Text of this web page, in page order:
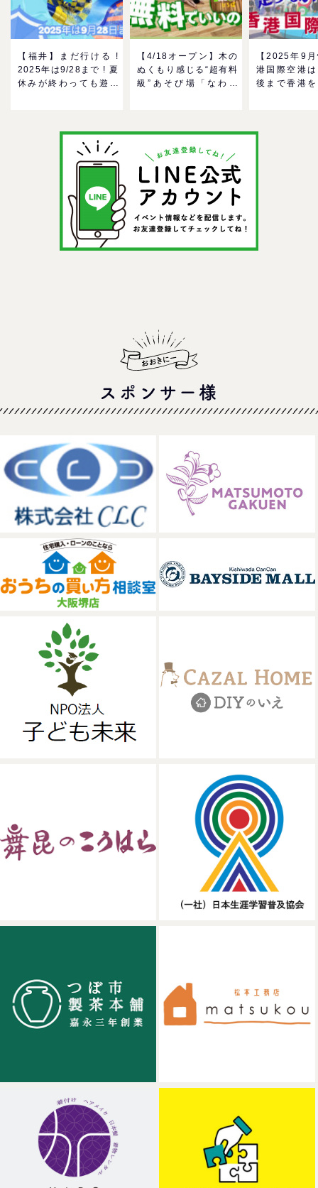
【福井】まだ行ける !
2025年は9/28まで ! 夏
休みが終わっても遊べ
【4/18オープン】木の
ぬくもり感じる“超有料
級”あそび場「なわて
＠イオンモール四條畷
【2025年9
港国際空港
後まで香港
スポンサー様